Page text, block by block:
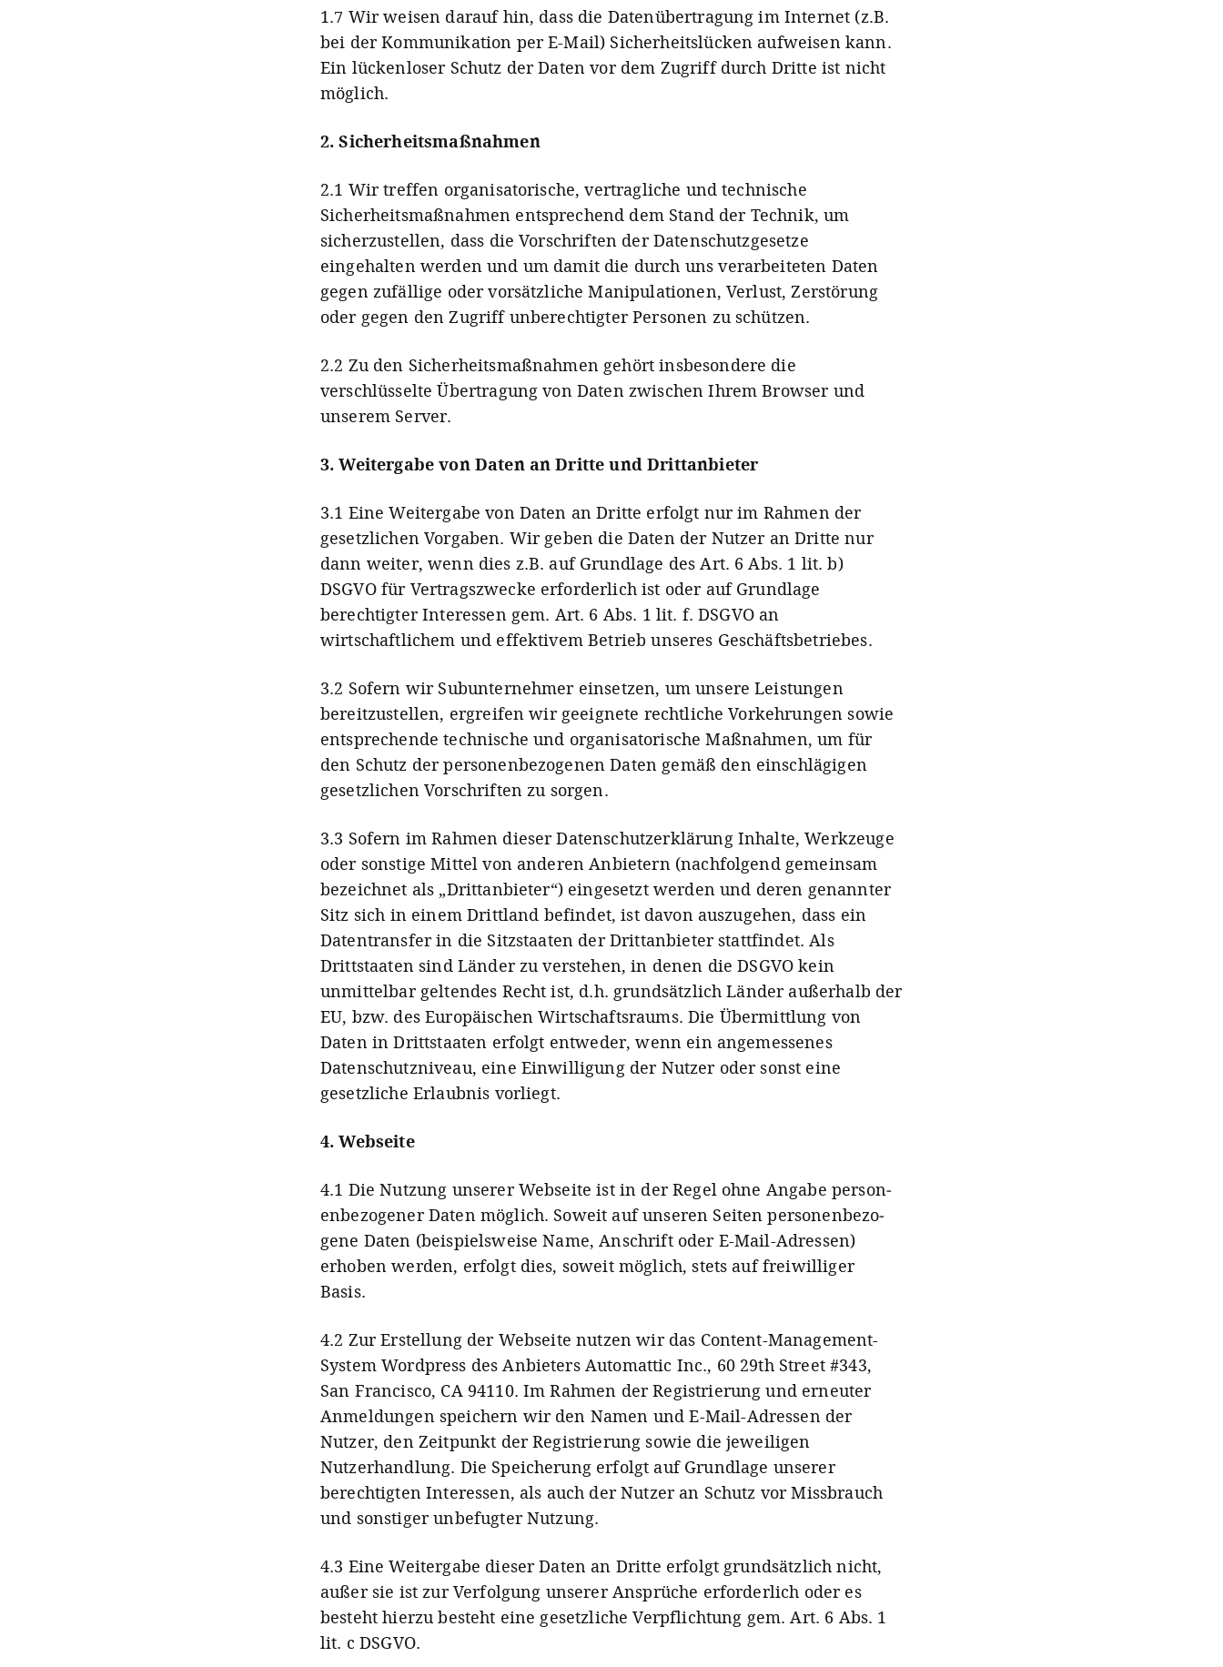
1.7 Wir weisen darauf hin, dass die Datenübertragung im Internet (z.B.
bei der Kommunikation per E-Mail) Sicherheitslücken aufweisen kann.
Ein lückenloser Schutz der Daten vor dem Zugriff durch Dritte ist nicht
möglich.
2. Sicherheitsmaßnahmen
2.1 Wir treffen organisatorische, vertragliche und technische
Sicherheitsmaßnahmen entsprechend dem Stand der Technik, um
sicherzustellen, dass die Vorschriften der Datenschutzgesetze
eingehalten werden und um damit die durch uns verarbeiteten Daten
gegen zufällige oder vorsätzliche Manipulationen, Verlust, Zerstörung
oder gegen den Zugriff unberechtigter Personen zu schützen.
2.2 Zu den Sicherheitsmaßnahmen gehört insbesondere die
verschlüsselte Übertragung von Daten zwischen Ihrem Browser und
unserem Server.
3. Weitergabe von Daten an Dritte und Drittanbieter
3.1 Eine Weitergabe von Daten an Dritte erfolgt nur im Rahmen der
gesetzlichen Vorgaben. Wir geben die Daten der Nutzer an Dritte nur
dann weiter, wenn dies z.B. auf Grundlage des Art. 6 Abs. 1 lit. b)
DSGVO für Vertragszwecke erforderlich ist oder auf Grundlage
berechtigter Interessen gem. Art. 6 Abs. 1 lit. f. DSGVO an
wirtschaftlichem und effektivem Betrieb unseres Geschäftsbetriebes.
3.2 Sofern wir Subunternehmer einsetzen, um unsere Leistungen
bereitzustellen, ergreifen wir geeignete rechtliche Vorkehrungen sowie
entsprechende technische und organisatorische Maßnahmen, um für
den Schutz der personenbezogenen Daten gemäß den einschlägigen
gesetzlichen Vorschriften zu sorgen.
3.3 Sofern im Rahmen dieser Datenschutzerklärung Inhalte, Werkzeuge
oder sonstige Mittel von anderen Anbietern (nachfolgend gemeinsam
bezeichnet als „Drittanbieter“) eingesetzt werden und deren genannter
Sitz sich in einem Drittland befindet, ist davon auszugehen, dass ein
Datentransfer in die Sitzstaaten der Drittanbieter stattfindet. Als
Drittstaaten sind Länder zu verstehen, in denen die DSGVO kein
unmittelbar geltendes Recht ist, d.h. grundsätzlich Länder außerhalb der
EU, bzw. des Europäischen Wirtschaftsraums. Die Übermittlung von
Daten in Drittstaaten erfolgt entweder, wenn ein angemessenes
Datenschutzniveau, eine Einwilligung der Nutzer oder sonst eine
gesetzliche Erlaubnis vorliegt.
4. Webseite
4.1 Die Nutzung unserer Web­seite ist in der Regel ohne Angabe per­son­
en­bezo­gener Daten mög­lich. Soweit auf unseren Seiten per­son­en­bezo­
gene Daten (beis­piels­weise Name, Ans­chrift oder E-Mail-Adressen)
erhoben wer­den, erfolgt dies, soweit mög­lich, stets auf freiwil­li­ger
Basis.
4.2 Zur Erstellung der Webseite nutzen wir das Content-Management-
System Wordpress des Anbieters Automattic Inc., 60 29th Street #343,
San Francisco, CA 94110. Im Rahmen der Registrierung und erneuter
Anmeldungen speichern wir den Namen und E-Mail-Adressen der
Nutzer, den Zeitpunkt der Registrierung sowie die jeweiligen
Nutzerhandlung. Die Speicherung erfolgt auf Grundlage unserer
berechtigten Interessen, als auch der Nutzer an Schutz vor Missbrauch
und sonstiger unbefugter Nutzung.
4.3 Eine Weitergabe dieser Daten an Dritte erfolgt grundsätzlich nicht,
außer sie ist zur Verfolgung unserer Ansprüche erforderlich oder es
besteht hierzu besteht eine gesetzliche Verpflichtung gem. Art. 6 Abs. 1
lit. c DSGVO.